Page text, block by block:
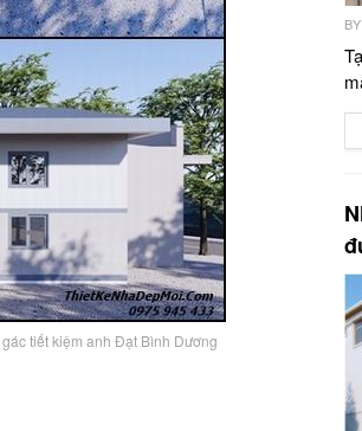
tiết kiệm anh Đạt Bình Dương
BY